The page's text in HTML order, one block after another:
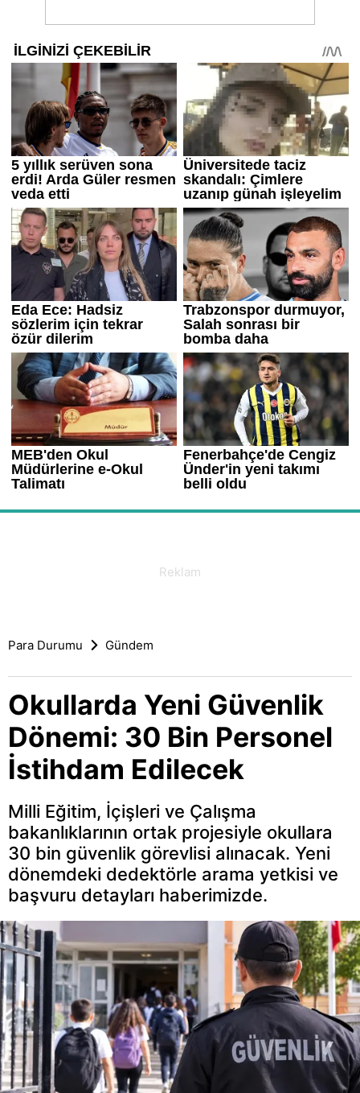
Para Durumu Gündem
Okullarda Yeni Güvenlik
Dönemi: 30 Bin Personel
İstihdam Edilecek
Milli Eğitim, İçişleri ve Çalışma
bakanlıklarının ortak projesiyle okullara
30 bin güvenlik görevlisi alınacak. Yeni
dönemdeki dedektörle arama yetkisi ve
başvuru detayları haberimizde.